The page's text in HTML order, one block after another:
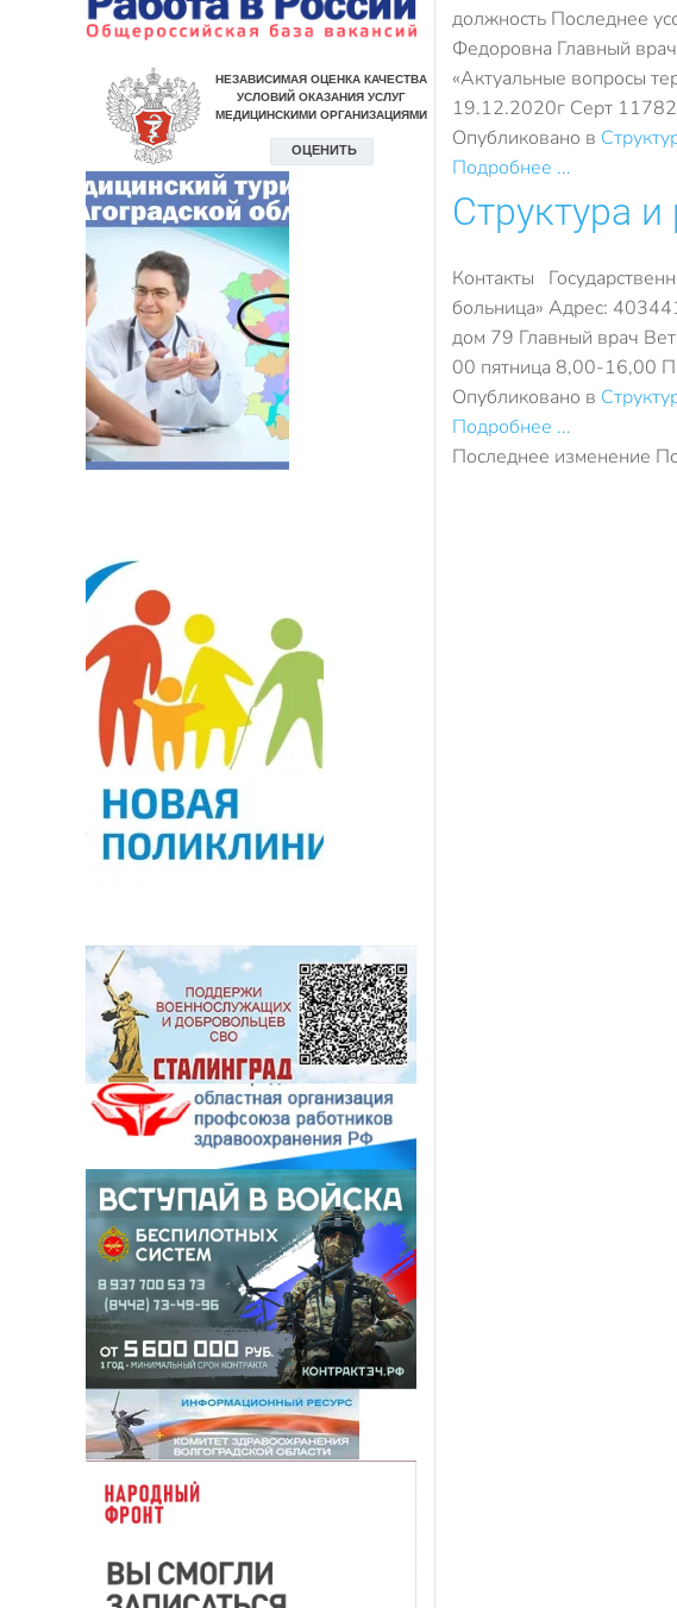
должность Последнее
Федоровна Главный
«Актуальные вопросы
19.12.2020г Серт
Опубликовано в
Подробнее ...
Структура
Контакты
больница» Адрес:
дом 79 Главный врач
00 пятница 8,00-16,00
Опубликовано в
Подробнее ...
Последнее изменение